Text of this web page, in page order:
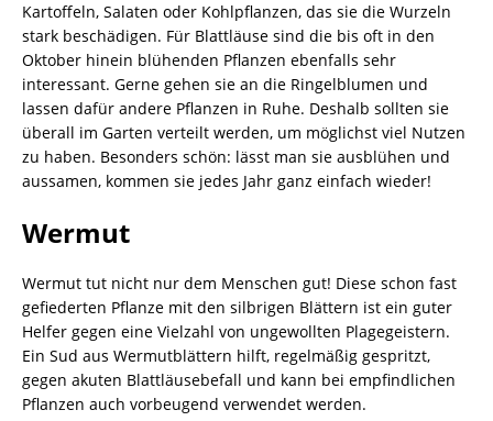
Kartoffeln, Salaten oder Kohlpflanzen, das sie die Wurzeln
stark beschädigen. Für Blattläuse sind die bis oft in den
Oktober hinein blühenden Pflanzen ebenfalls sehr
interessant. Gerne gehen sie an die Ringelblumen und
lassen dafür andere Pflanzen in Ruhe. Deshalb sollten sie
überall im Garten verteilt werden, um möglichst viel Nutzen
zu haben. Besonders schön: lässt man sie ausblühen und
aussamen, kommen sie jedes Jahr ganz einfach wieder!
Wermut
Wermut tut nicht nur dem Menschen gut! Diese schon fast
gefiederten Pflanze mit den silbrigen Blättern ist ein guter
Helfer gegen eine Vielzahl von ungewollten Plagegeistern.
Ein Sud aus Wermutblättern hilft, regelmäßig gespritzt,
gegen akuten Blattläusebefall und kann bei empfindlichen
Pflanzen auch vorbeugend verwendet werden.